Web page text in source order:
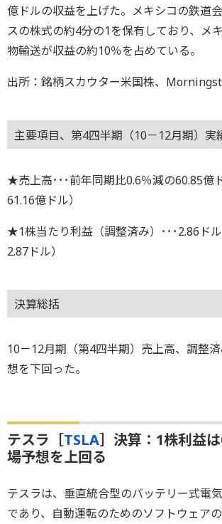
億ドルの収益を上げた。メキシコの鉄道
スの株式の約4分の1を保有しており、メ
物輸送が収益の約10％を占めている。
出所：銘柄スカウター米国株、
主要項目、第4四半期（10－12月期）実
★売上高･･･前年同期比0.6％減の60.85億
61.16億ドル）
★1株当たり利益（調整済み）･･･2.86ド
2.87ドル）
決算総括
10－12月期（第4四半期）売上高、調整
想を下回った。
テスラ［TSLA］決算：1株利益
場予想を上回る
テスラは、垂直統合型のバッテリー式電
であり、自動運転のためのソフトウェア